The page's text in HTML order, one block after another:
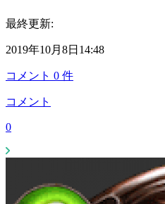
最終更新:
2019年10月8日14:48
コメント 0 件
コメント
0